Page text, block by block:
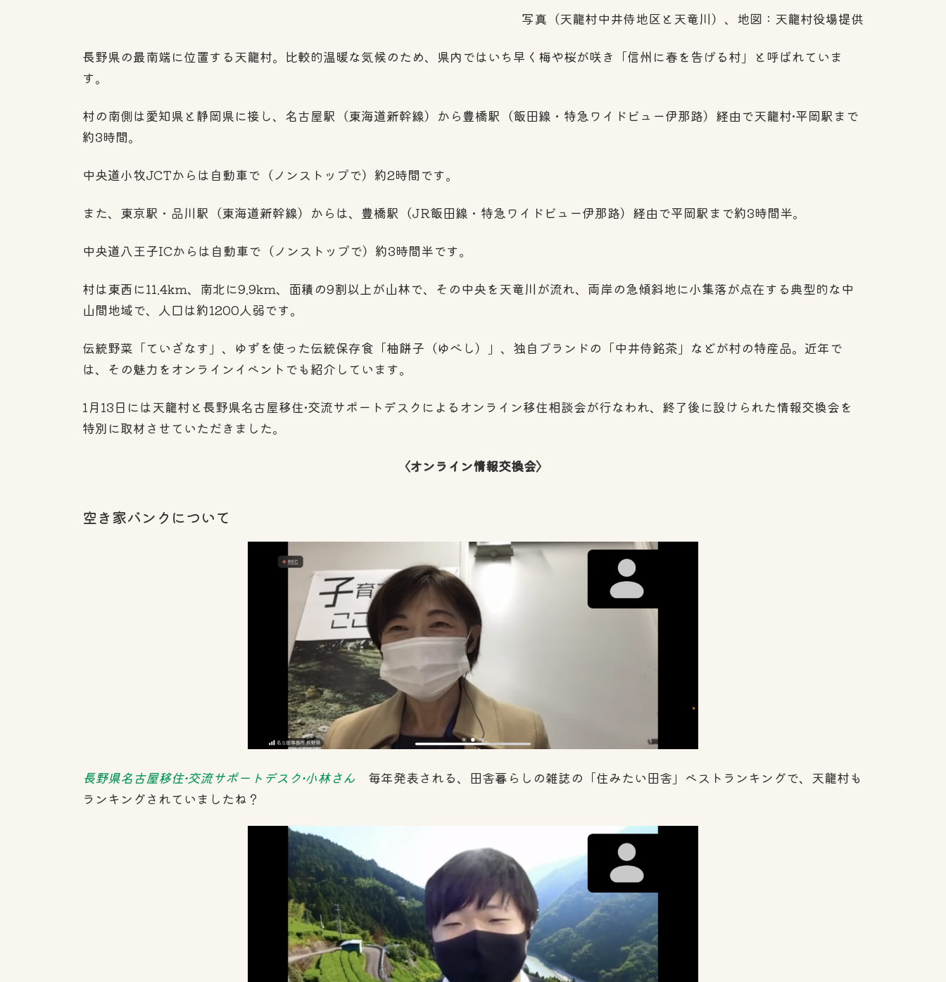
写真（天龍村中井侍地区と天竜川）、地図：天龍村役場提供
長野県の最南端に位置する天龍村。比較的温暖な気候のため、県内ではいち早く梅や桜が咲き「信州に春を告げる村」と呼ばれていま
す。
村の南側は愛知県と静岡県に接し、名古屋駅（東海道新幹線）から豊橋駅（飯田線・特急ワイドビュー伊那路）経由で天龍村•平岡駅まで
約3時間。
中央道小牧JCTからは自動車で（ノンストップで）約2時間です。
また、東京駅・品川駅（東海道新幹線）からは、豊橋駅（JR飯田線・特急ワイドビュー伊那路）経由で平岡駅まで約3時間半。
中央道八王子ICからは自動車で（ノンストップで）約3時間半です。
村は東西に11.4km、南北に9.9km、面積の9割以上が山林で、その中央を天竜川が流れ、両岸の急傾斜地に小集落が点在する典型的な中
山間地域で、人口は約1200人弱です。
伝統野菜「ていざなす」、ゆずを使った伝統保存食「柚餅子（ゆべし）」、独自ブランドの「中井侍銘茶」などが村の特産品。近年で
は、その魅力をオンラインイベントでも紹介しています。
1月13日には天龍村と長野県名古屋移住•交流サポートデスクによるオンライン移住相談会が行なわれ、終了後に設けられた情報交換会を
特別に取材させていただきました。
〈オンライン情報交換会〉
空き家バンクについて
長野県名古屋移住•交流サポートデスク•小林さん 毎年発表される、田舎暮らしの雑誌の「住みたい田舎」ベストランキングで、天龍村も
ランキングされていましたね？